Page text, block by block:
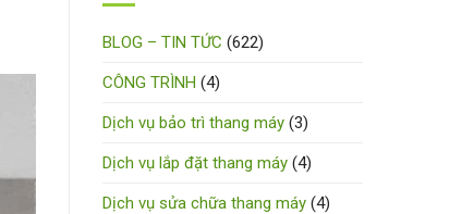
BLOG – TIN TỨC (622)
CÔNG TRÌNH (4)
Dịch vụ bảo trì thang máy (3)
Dịch vụ lắp đặt thang máy (4)
Dịch vụ sửa chữa thang máy (4)